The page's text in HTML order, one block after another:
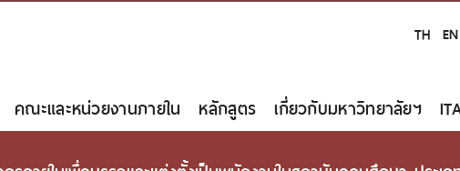
TH EN
คณะและหน่วยงานภายใน หลักสูตร เกี่ยวกับมหาวิทยาลัยฯ